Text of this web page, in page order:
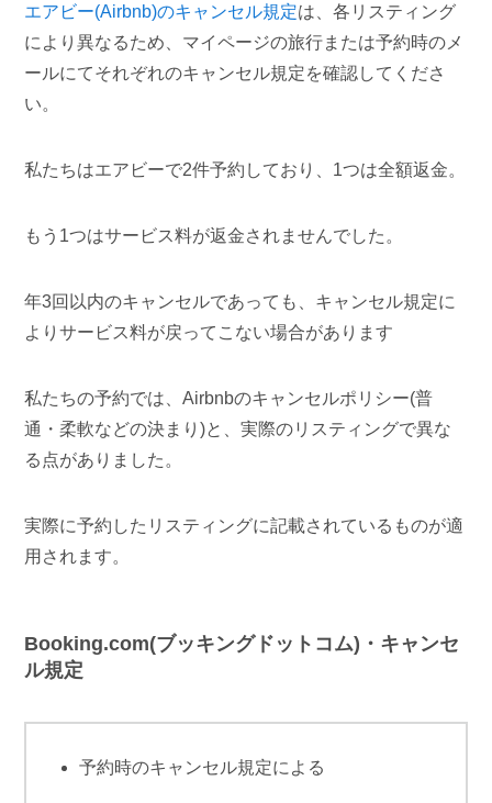
エアビー(Airbnb)のキャンセル規定は、各リスティング
により異なるため、マイページの旅行または予約時のメ
ールにてそれぞれのキャンセル規定を確認してくださ
い。
私たちはエアビーで2件予約しており、1つは全額返金。
もう1つはサービス料が返金されませんでした。
年3回以内のキャンセルであっても、キャンセル規定に
よりサービス料が戻ってこない場合があります
私たちの予約では、Airbnbのキャンセルポリシー(普
通・柔軟などの決まり)と、実際のリスティングで異な
る点がありました。
実際に予約したリスティングに記載されているものが適
用されます。
Booking.com(ブッキングドットコム)・キャンセ
ル規定
予約時のキャンセル規定による